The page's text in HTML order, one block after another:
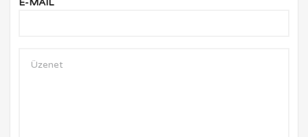
E-MAIL